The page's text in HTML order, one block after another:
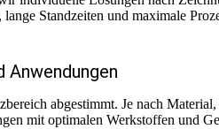
Standzeiten und maximale
Anwendungen
abgestimmt. Je nach
mit optimalen Werkstoffen und